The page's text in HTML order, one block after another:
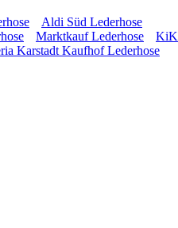
Aldi Süd Lederhose
Marktkauf Lederhose
KiK
Karstadt Kaufhof Lederhose